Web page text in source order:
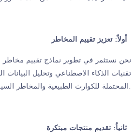
نحن نستثمر في تطوير نماذج تقييم مخاطر
تقنيات الذكاء الاصطناعي وتحليل البيانات
المحتملة للكوارث الطبيعية والمخاطر السيبرانية.
ثانياُ: تقديم منتجات مبتكرة